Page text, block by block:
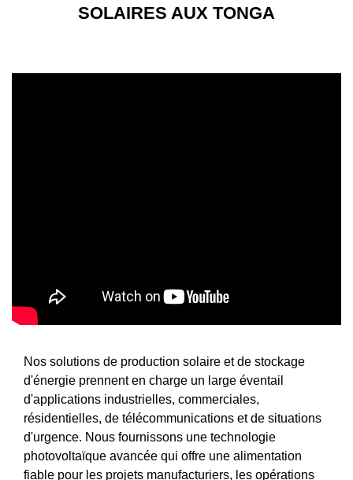
SOLAIRES AUX TONGA
Nos solutions de production solaire et de stockage
d'énergie prennent en charge un large éventail
d'applications industrielles, commerciales,
résidentielles, de télécommunications et de situations
d'urgence. Nous fournissons une technologie
photovoltaïque avancée qui offre une alimentation
fiable pour les projets manufacturiers, les opérations